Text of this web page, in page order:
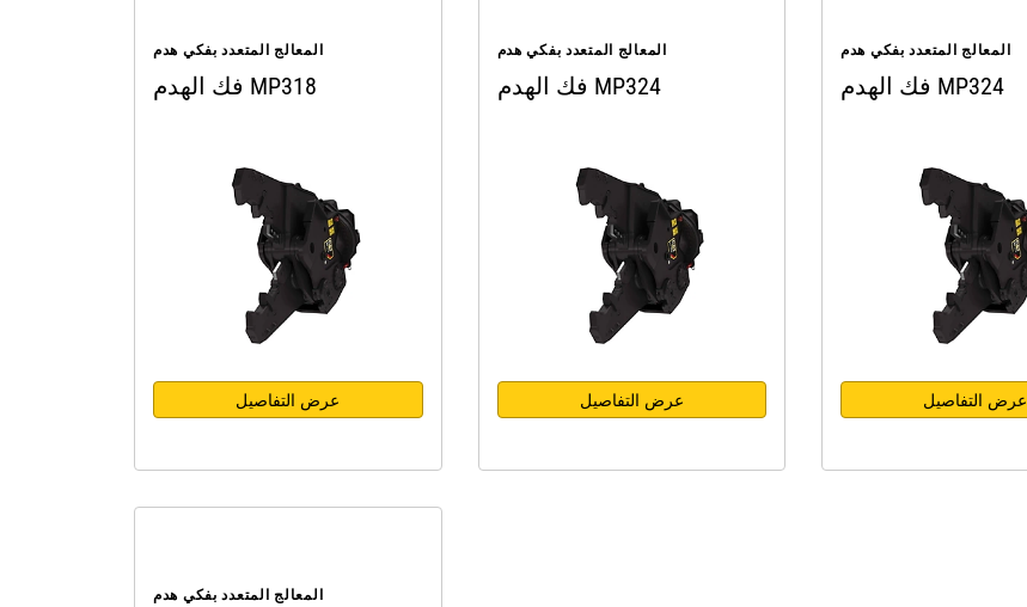
المعالج المتعدد بفكي هدم
فك الهدم MP318
عرض التفاصيل
المعالج المتعدد بفكي هدم
فك الهدم MP324
عرض التفاصيل
المعالج المتعدد بفكي هدم
فك الهدم MP324
عرض التفاصيل
المعالج المتعدد بفكي هدم